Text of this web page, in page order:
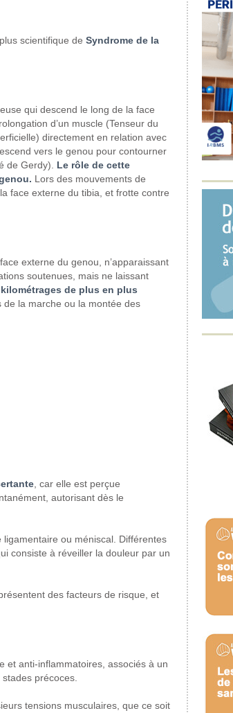
scientifique de Syndromede la
qui descend le long de la face
d’un muscle (Tenseur du
directement en relation avec
versle genou pour contourner
de Gerdy). Le rôlede cette
Lors des mouvements de
face externe du tibia, et frotte contre
externe du genou,
n’apparaissant
soutenues, mais ne laissant
de plus en plus
de la marche ou la montée des
, carelle est perçue
autorisant dès le
ligamentaire ou méniscal. Différentes
consiste à réveiller la douleur par un
des facteurs de risque, et
et anti-inflammatoires, associésà un
précoces.
tensions musculaires, que ce soit